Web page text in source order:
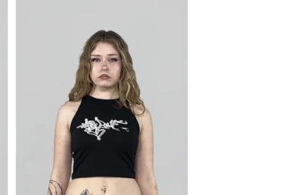
elfit oversizeperfecto o ropa
de confianza en Barcelona.
al desgaste urbano.
desde 1993.